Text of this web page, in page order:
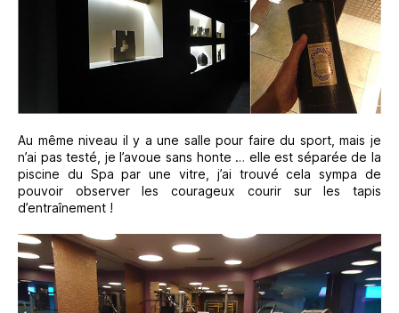
Au même niveau il y a une salle pour faire du sport, mais je
n’ai pas testé, je l’avoue sans honte … elle est séparée de la
piscine du Spa par une vitre, j’ai trouvé cela sympa de
pouvoir observer les courageux courir sur les tapis
d’entraînement !